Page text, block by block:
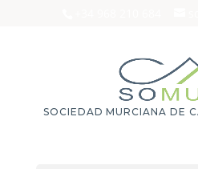
SOCIEDAD MURCIANA DE